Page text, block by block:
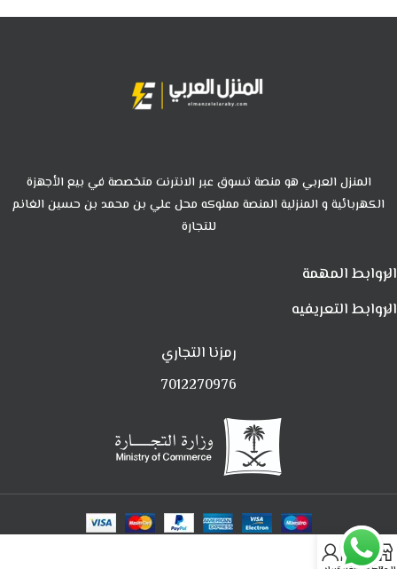
المنزل العربي هو منصة تسوق عبر الانترنت متخصصة في بيع الأجهزة
الكهربائية و المنزلية المنصة مملوكه محل علي بن محمد بن حسين الغانم
للتجارة
الروابط المهمة
الروابط التعريفيه
رمزنا التجاري
7012270976